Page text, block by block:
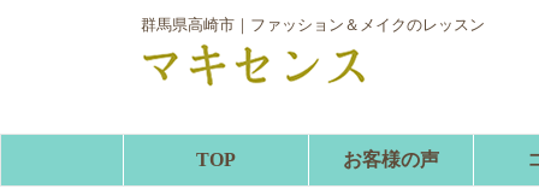
群馬県高崎市｜ファッション＆メイクのレッスン
TOP お客様の声